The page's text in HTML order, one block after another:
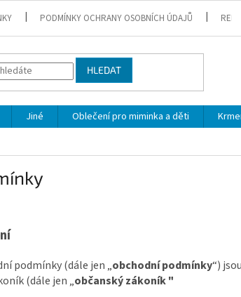
PODMÍNKY OCHRANY OSOBNÍCH ÚDAJŮ
HLEDAT
Jiné Oblečení pro miminka a děti
podmínky (dále jen „obchodní podmínky“)
(dále jen „občanský zákoník "